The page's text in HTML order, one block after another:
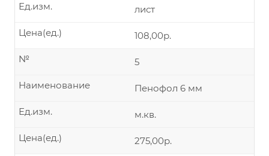
лист
Ед.изм.
108,00р.
Цена(ед.)
5
№
Пенофол 6 мм
Наименование
м.кв.
Ед.изм.
275,00р.
Цена(ед.)